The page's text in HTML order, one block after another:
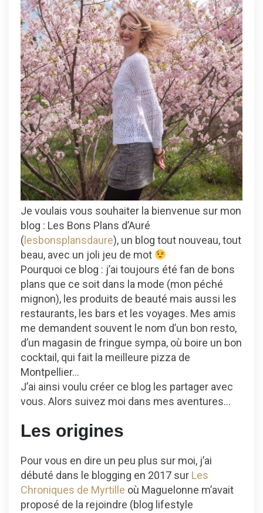
Sur
Les
Bons
Plans
D’Auré !
Je voulais vous souhaiter la bienvenue sur mon
blog : Les Bons Plans d’Auré
( lesbonsplansdaure), un blog tout nouveau, tout
beau, avec un joli jeu de mot
Pourquoi ce blog : j’ai toujours été fan de bons
plans que ce soit dans la mode (mon péché
mignon), les produits de beauté mais aussi les
restaurants, les bars et les voyages. Mes amis
me demandent souvent le nom d’un bon resto,
d’un magasin de fringue sympa, où boire un bon
cocktail, qui fait la meilleure pizza de
Montpellier…
J’ai ainsi voulu créer ce blog les partager avec
vous. Alors suivez moi dans mes aventures…
Les origines
Pour vous en dire un peu plus sur moi, j’ai
débuté dans le blogging en 2017 sur Les
Chroniques de Myrtille où Maguelonne m’avait
proposé de la rejoindre (blog lifestyle